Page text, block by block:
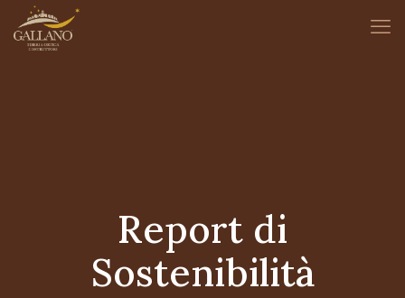
Report di
Sostenibilità